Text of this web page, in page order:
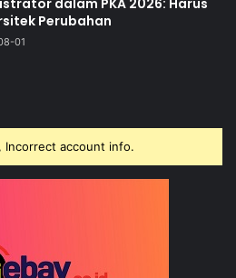
Perubahan
01
Incorrect account info.